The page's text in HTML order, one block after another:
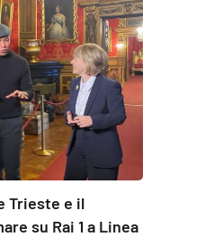
Trieste e il
su Rai 1 a Linea